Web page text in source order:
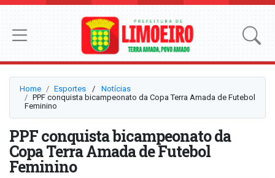
Home Esportes ⠀/⠀ Notícias
PPF conquista bicampeonato da Copa Terra Amada de Futebol
Feminino
PPF conquista bicampeonato da
Copa Terra Amada de Futebol
Feminino